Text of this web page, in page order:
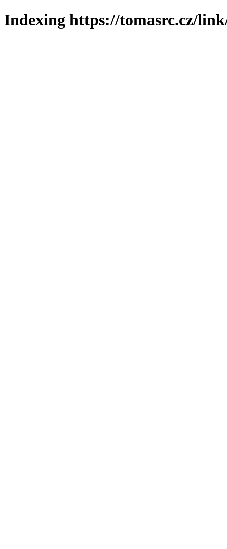
Indexing https://tomasrc.cz/